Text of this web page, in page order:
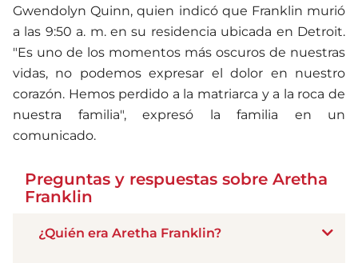
Gwendolyn Quinn, quien indicó que Franklin murió
a las 9:50 a. m. en su residencia ubicada en Detroit.
"Es uno de los momentos más oscuros de nuestras
vidas, no podemos expresar el dolor en nuestro
corazón. Hemos perdido a la matriarca y a la roca de
nuestra familia", expresó la familia en un
comunicado.​
Preguntas y respuestas sobre Aretha
Franklin
¿Quién era Aretha Franklin?